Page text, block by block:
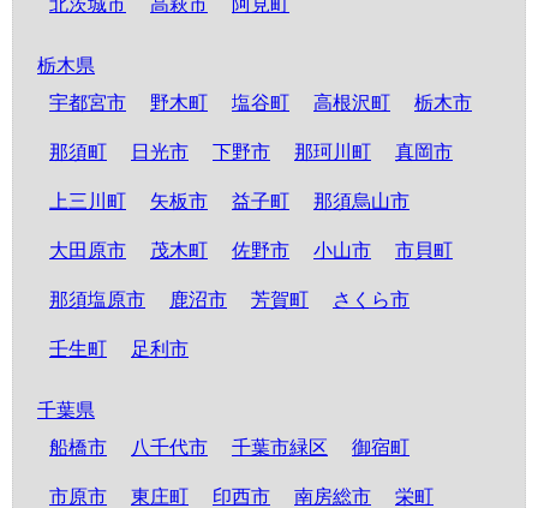
北茨城市 高萩市 阿見町
栃木県
宇都宮市
野木町 塩谷町 高根沢町 栃木市
那須町 日光市 下野市 那珂川町 真岡市
上三川町 矢板市 益子町 那須烏山市
大田原市 茂木町 佐野市 小山市 市貝町
那須塩原市 鹿沼市 芳賀町 さくら市
壬生町 足利市
千葉県
船橋市
八千代市 千葉市緑区 御宿町
市原市 東庄町 印西市 南房総市 栄町